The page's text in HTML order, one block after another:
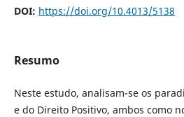
DOI: https://doi.org/10.4013/5138
Resumo
Neste estudo, analisam-se os
e do Direito Positivo, ambos como